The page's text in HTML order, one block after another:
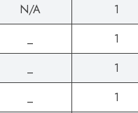
N/A
1
1
1
1